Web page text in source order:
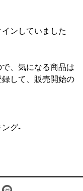
ンしていました
、気になる商品は
して、販売開始の
グ-